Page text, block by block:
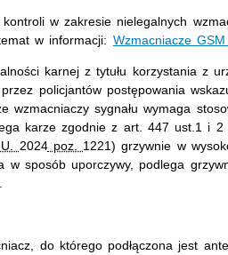
w zakresie nielegalnych
w informacji: Wzmacniacze
karnej z tytułu korzystania z
policjantów postępowania
wzmacniaczy sygnału wymaga
karze zgodnie z art. 447 ust.1 i
2024poz. 1221) grzywnie w
w sposób uporczywy, podlega
do którego podłączona jest